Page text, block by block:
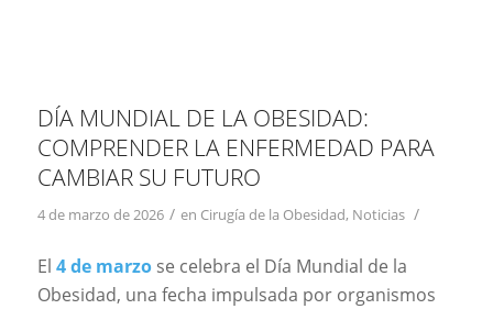
DÍA MUNDIAL DE LA OBESIDAD:
COMPRENDER LA ENFERMEDAD PARA
CAMBIAR SU FUTURO
4 de marzo de 2026 / en Cirugía de la Obesidad, Noticias /
El 4 de marzose celebra el Día Mundial de la
Obesidad, una fecha impulsada por organismos